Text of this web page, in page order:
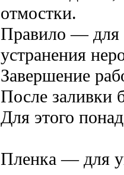
отмостки.
Правило — для
устранения
Завершение
После заливки
Для этого
Пленка — для